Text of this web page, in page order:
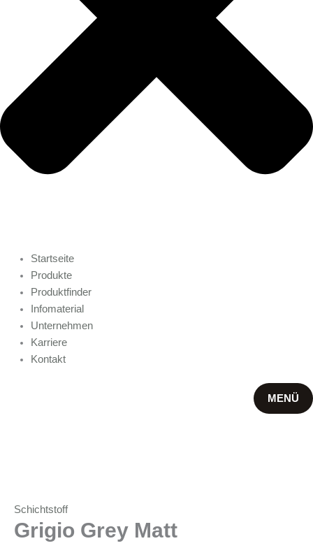
Startseite
Produkte
Produktfinder
Infomaterial
Unternehmen
Karriere
Kontakt
MENÜ
Schichtstoff
Grigio Grey Matt